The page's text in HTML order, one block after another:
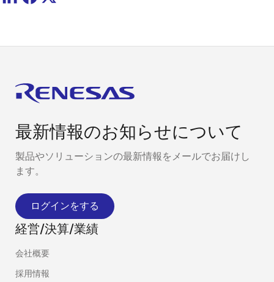
最新情報のお知らせについて
製品やソリューションの最新情報をメールでお届けし
ます。
ログインをする
経営/決算/業績
会社概要
採用情報